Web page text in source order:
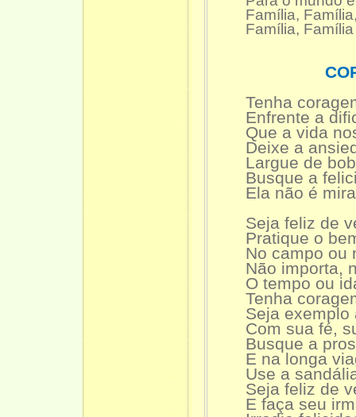
Família,
Família,
Tenha
Enfrente a
Que a vida
Deixe a
Largue de
Busque a
Ela não é
Seja feliz de
Pratique o
No campo ou
Não importa,
O tempo ou
Tenha
Seja exemplo
Com sua fé,
Busque a
E na longa
Use a
Seja feliz de
E faça seu